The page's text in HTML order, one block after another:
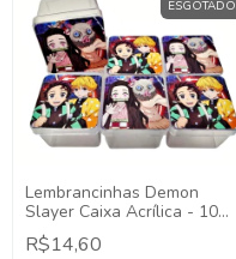
ESGOTADO
Lembrancinhas Demon
Slayer Caixa Acrílica - 10
Unidades
R$14,60